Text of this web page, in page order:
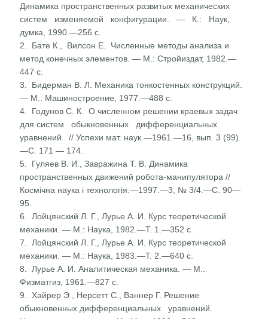
Динамика пространственных развитых механических
сис­тем изменяемой конфигурации. — К.: Наук,
думка, 1990.—256 с.
2. Бате К., Вилсон Е. Численные методы анализа и
метод конечных элементов. — М.: Стройиздат, 1982.—
447 с.
3. Бидерман В. Л. Механика тонкостенных конструкций.
— М.: Машиностроение, 1977.—488 с.
4. Годунов С. К. О численном решении краевых задач
для систем обыкновенных дифференциальных
уравнений // Успехи мат. наук.—1961.—16, вып. 3 (99).
—С. 171 — 174.
5. Гуляев В. И., Завражина Т. В. Динамика
пространственных движений робота-манипулятора //
Космічна наука і техно­логія.—1997.—3, № 3/4.—С. 90—
95.
6. Лойцянский Л. Г., Лурье А. И. Курс теоретической
меха­ники. — М.: Наука, 1982.—Т. 1.—352 с.
7. Лойцянский Л. Г., Лурье А. И. Курс теоретической
меха­ники. — М.: Наука, 1983.—Т. 2.—640 с.
8. Лурье А. И. Аналитическая механика. — М.:
Физматгиз, 1961.—827 с.
9. Хайрер Э., Нерсетт С., Ваннер Г. Решение
обыкновенных дифференциальных уравнений.